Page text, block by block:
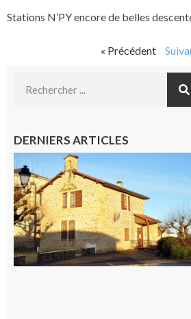
Stations N’PY encore de belles
« Précédent
DERNIERS ARTICLES